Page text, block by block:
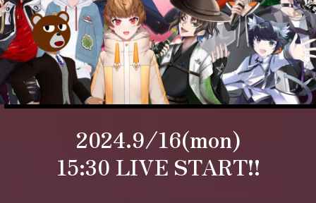
2024.9/16(mon)
15:30 LIVE START!!